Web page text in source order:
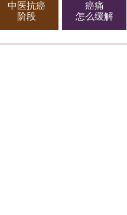
中医抗癌
阶段
癌痛
怎么缓解